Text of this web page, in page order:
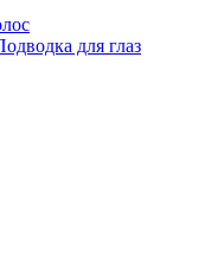
для глаз